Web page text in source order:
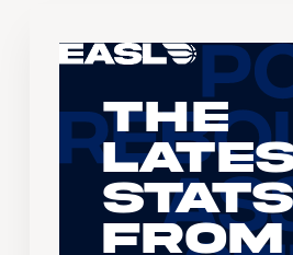
The
Stats